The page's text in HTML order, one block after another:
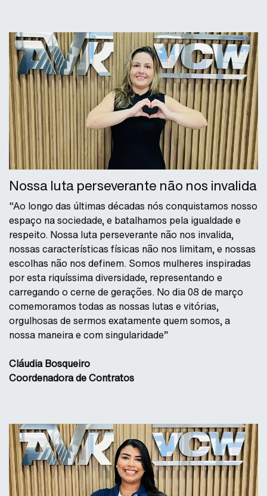
Nossa luta perseverante não nos invalida
“Ao longo das últimas décadas nós conquistamos nosso
espaço na sociedade, e batalhamos pela igualdade e
respeito. Nossa luta perseverante não nos invalida,
nossas características físicas não nos limitam, e nossas
escolhas não nos definem. Somos mulheres inspiradas
por esta riquíssima diversidade, representando e
carregando o cerne de gerações. No dia 08 de março
comemoramos todas as nossas lutas e vitórias,
orgulhosas de sermos exatamente quem somos, a
nossa maneira e com singularidade”
Cláudia Bosqueiro
Coordenadora de Contratos